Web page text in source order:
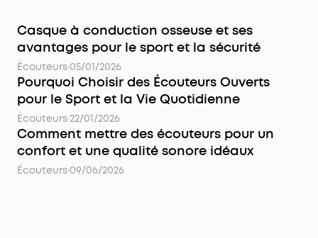
Casque à conduction osseuse et ses
avantages pour le sport et la sécurité
Écouteurs·05/01/2026
Pourquoi Choisir des Écouteurs Ouverts
pour le Sport et la Vie Quotidienne
Écouteurs·22/01/2026
Comment mettre des écouteurs pour un
confort et une qualité sonore idéaux
Écouteurs·09/06/2026